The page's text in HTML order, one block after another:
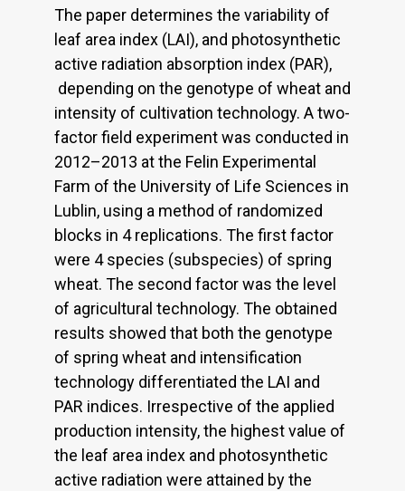
The paper determines the variability of
leaf area index (LAI), and photosynthetic
active radiation absorption index (PAR),
depending on the genotype of wheat and
intensity of cultivation technology. A two-
factor field experiment was conducted in
2012–2013 at the Felin Experimental
Farm of the University of Life Sciences in
Lublin, using a method of randomized
blocks in 4 replications. The first factor
were 4 species (subspecies) of spring
wheat. The second factor was the level
of agricultural technology. The obtained
results showed that both the genotype
of spring wheat and intensification
technology differentiated the LAI and
PAR indices. Irrespective of the applied
production intensity, the highest value of
the leaf area index and photosynthetic
active radiation were attained by the